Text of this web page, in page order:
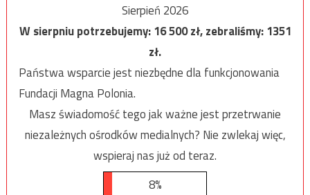
Sierpień 2026
W sierpniu potrzebujemy:16 500zł, zebraliśmy:1351
zł.
Państwa wsparcie jest niezbędne dla funkcjonowania
Fundacji Magna Polonia.
Masz świadomość tego jak ważne jest przetrwanie
niezależnych ośrodków medialnych? Nie zwlekaj więc,
wspieraj nas już od teraz.
8%